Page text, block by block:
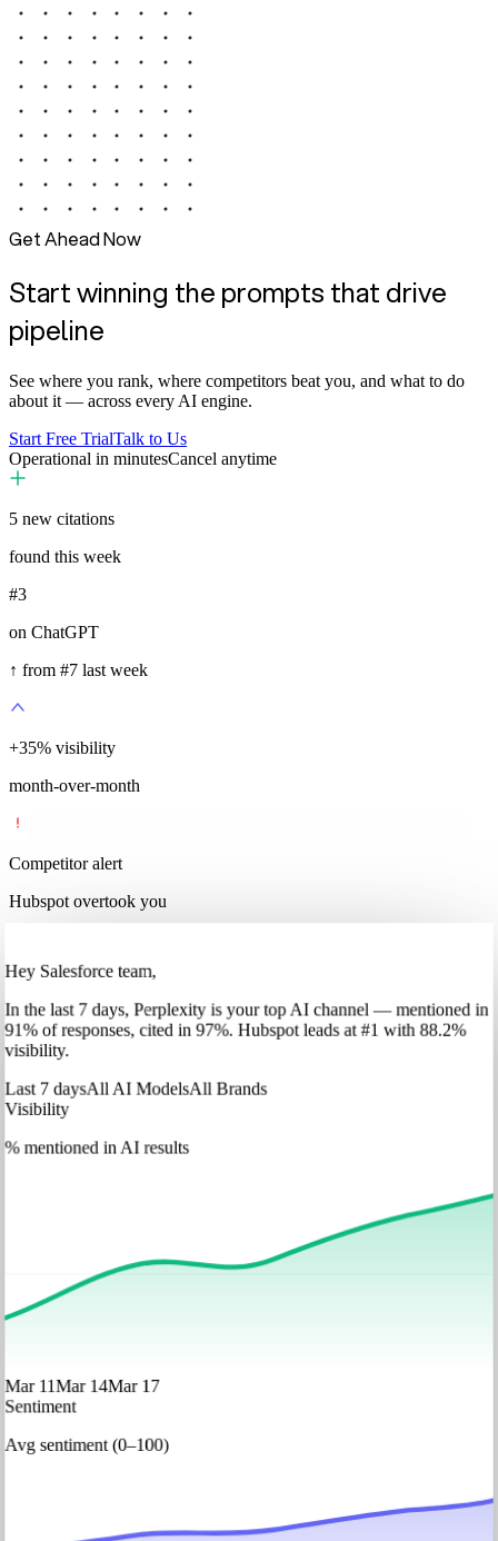
Get Ahead Now
Start winning the prompts that drive
pipeline
See where you rank, where competitors beat you, and what to do
about it — across every AI engine.
Start Free TrialTalk to Us
Operational in minutesCancel anytime
5 new citations
found this week
#3
on ChatGPT
↑ from #7 last week
+35% visibility
month-over-month
Competitor alert
Hubspot overtook you
Hey Salesforce team,
Inthe last 7 days, Perplexityis your top AI channel — mentioned in
91% of responses, cited in 97%. Hubspotleads at #1 with 88.2%
visibility.
Last 7 daysAll AI ModelsAll Brands
Visibility
% mentioned in AI results
Mar 11Mar 14Mar 17
Sentiment
Avg sentiment (0–100)